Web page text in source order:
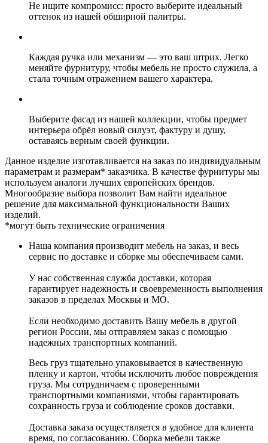
Не ищите компромисс: просто выберите идеальный
оттенок из нашей обширной палитры.
Каждая ручка или механизм — это ваш штрих. Легко
меняйте фурнитуру, чтобы мебель не просто служила, а
стала точным отражением вашего характера.
Выберите фасад из нашей коллекции, чтобы предмет
интерьера обрёл новый силуэт, фактуру и душу,
оставаясь верным своей функции.
Данное изделие изготавливается на заказ по индивидуальным
параметрам и размерам* заказчика. В качестве фурнитуры мы
используем аналоги лучших европейских брендов.
Многообразие выбора позволит Вам найти идеальное
решение для максимальной функциональности Ваших
изделий.
*могут быть технические ограничения
Наша компания производит мебель на заказ, и весь
сервис по доставке и сборке мы обеспечиваем сами.
У нас собственная служба доставки, которая
гарантирует надежность и своевременность выполнения
заказов в пределах Москвы и МО.
Если необходимо доставить Вашу мебель в другой
регион России, мы отправляем заказ с помощью
надежных транспортных компаний.
Весь груз тщательно упаковывается в качественную
пленку и картон, чтобы исключить любое повреждения
груза. Мы сотрудничаем с проверенными
транспортными компаниями, чтобы гарантировать
сохранность груза и соблюдение сроков доставки.
Доставка заказа осуществляется в удобное для клиента
время, по согласованию. Сборка мебели также